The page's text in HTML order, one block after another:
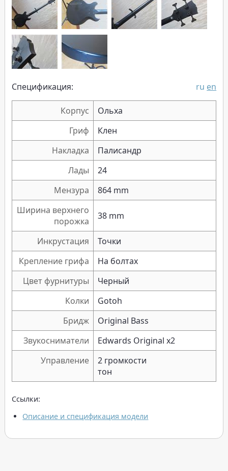
Спецификация: ru en
Корпус
Ольха
Гриф
Клен
Накладка
Палисандр
Лады
24
Мензура
864 mm
Ширина верхнего
порожка
38 mm
Инкрустация
Точки
Крепление грифа
На болтах
Цвет фурнитуры
Черный
Колки
Gotoh
Бридж
Original Bass
Звукосниматели
Edwards Original x2
Управление
2 громкости
тон
Ссылки:
Описание и спецификация модели